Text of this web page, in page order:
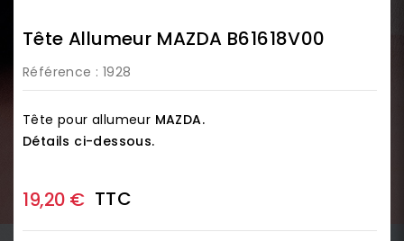
Tête Allumeur MAZDA B61618V00
Référence : 1928
Tête pour allumeur MAZDA.
Détails ci-dessous.
19,20 € TTC